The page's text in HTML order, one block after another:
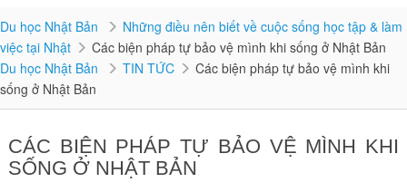
Du học Nhật Bản
Những điều nên biết về cuộc sống học tập & làm
việc tại Nhật
Các biện pháp tự bảo vệ mình khi sống ở Nhật Bản
Du học Nhật Bản
TIN TỨC
Các biện pháp tự bảo vệ mình khi
sống ở Nhật Bản
CÁC BIỆN PHÁP TỰ BẢO VỆ MÌNH KHI
SỐNG Ở NHẬT BẢN